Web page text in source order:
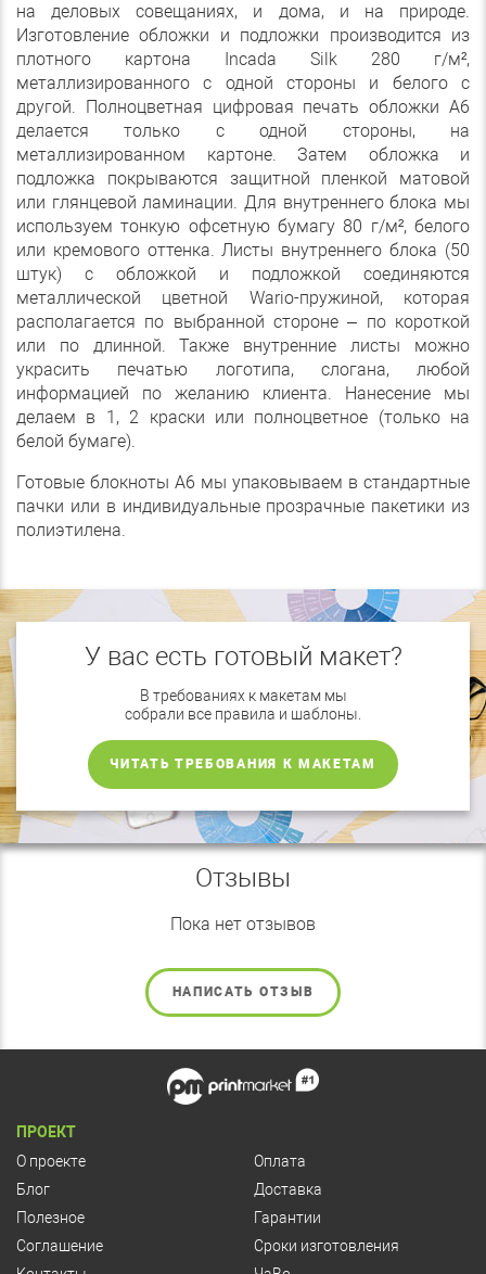
на деловых совещаниях, и дома, и на природе.
Изготовление обложки и подложки производится из
плотного картона Incada Silk 280 г/м²,
металлизированного с одной стороны и белого с
другой. Полноцветная цифровая печать обложки А6
делается только с одной стороны, на
металлизированном картоне. Затем обложка и
подложка покрываются защитной пленкой матовой
или глянцевой ламинации. Для внутреннего блока мы
используем тонкую офсетную бумагу 80 г/м², белого
или кремового оттенка. Листы внутреннего блока (50
штук) с обложкой и подложкой соединяются
металлической цветной Wario-пружиной, которая
располагается по выбранной стороне – по короткой
или по длинной. Также внутренние листы можно
украсить печатью логотипа, слогана, любой
информацией по желанию клиента. Нанесение мы
делаем в 1, 2 краски или полноцветное (только на
белой бумаге).
Готовые блокноты А6 мы упаковываем в стандартные
пачки или в индивидуальные прозрачные пакетики из
полиэтилена.
У вас есть готовый макет?
В требованиях к макетам мы
собрали все правила и шаблоны.
ЧИТАТЬ ТРЕБОВАНИЯ К МАКЕТАМ
Отзывы
Пока нет отзывов
НАПИСАТЬ ОТЗЫВ
ПРОЕКТ
О проекте
Блог
Полезное
Соглашение
Оплата
Доставка
Гарантии
Сроки изготовления